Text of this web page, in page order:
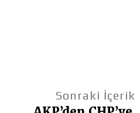
Sonraki İçerik